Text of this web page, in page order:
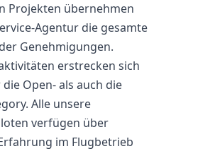
Projekten übernehmen
Agentur die gesamte
Genehmigungen.
erstrecken sich
Open- als auch die
Alle unsere
verfügen über
im Flugbetrieb